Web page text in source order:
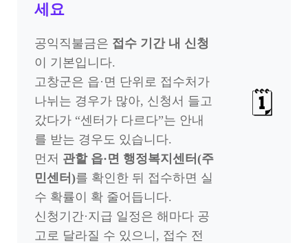
세요
공익직불금은 접수 기간 내 신청
이 기본입니다.
고창군은 읍·면 단위로 접수처가
나뉘는 경우가 많아, 신청서 들고
갔다가 “센터가 다르다”는 안내
를 받는 경우도 있습니다.
먼저 관할 읍·면 행정복지센터(주
민센터)를 확인한 뒤 접수하면 실
수 확률이 확 줄어듭니다.
신청기간·지급 일정은 해마다 공
고로 달라질 수 있으니, 접수 전
🗓️